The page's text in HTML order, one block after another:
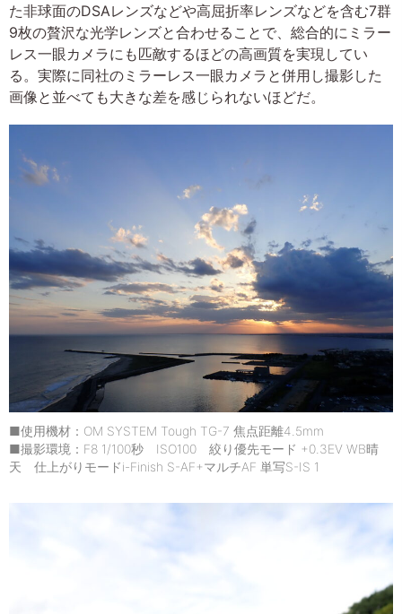
た非球面のDSAレンズなどや高屈折率レンズなどを含む7群
9枚の贅沢な光学レンズと合わせることで、総合的にミラー
レス一眼カメラにも匹敵するほどの高画質を実現してい
る。実際に同社のミラーレス一眼カメラと併用し撮影した
画像と並べても大きな差を感じられないほどだ。
■使用機材：OM SYSTEM Tough TG-7 焦点距離4.5mm
■撮影環境：F8 1/100秒 ISO100 絞り優先モード +0.3EV WB晴
天 仕上がりモードi-Finish S-AF+マルチAF 単写S-IS 1